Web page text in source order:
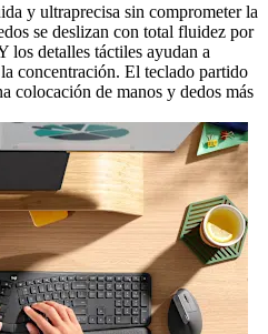
y ultraprecisa sin comprometer la
se deslizan con total fluidez por
los detalles táctiles ayudan a
concentración. El teclado partido
colocación de manos y dedos más